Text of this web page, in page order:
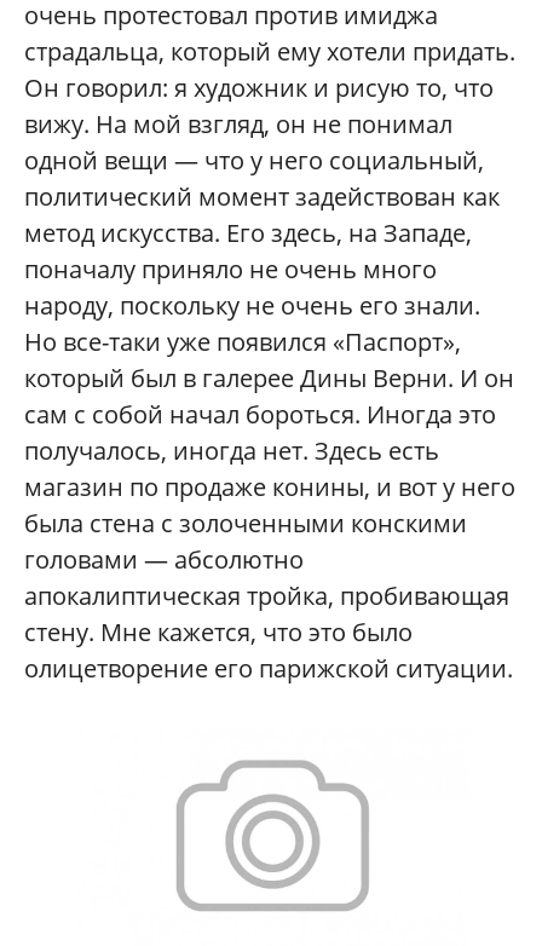
очень протестовал против имиджа
страдальца, который ему хотели придать.
Он говорил: я художник и рисую то, что
вижу. На мой взгляд, он не понимал
одной вещи — что у него социальный,
политический момент задействован как
метод искусства. Его здесь, на Западе,
поначалу приняло не очень много
народу, поскольку не очень его знали.
Но все-таки уже появился «Паспорт»,
который был в галерее Дины Верни. И он
сам с собой начал бороться. Иногда это
получалось, иногда нет. Здесь есть
магазин по продаже конины, и вот у него
была стена с золоченными конскими
головами — абсолютно
апокалиптическая тройка, пробивающая
стену. Мне кажется, что это было
олицетворение его парижской ситуации.